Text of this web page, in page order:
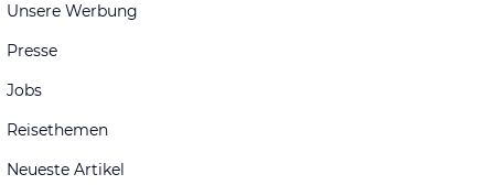
Unsere Werbung
Presse
Jobs
Reisethemen
Neueste Artikel